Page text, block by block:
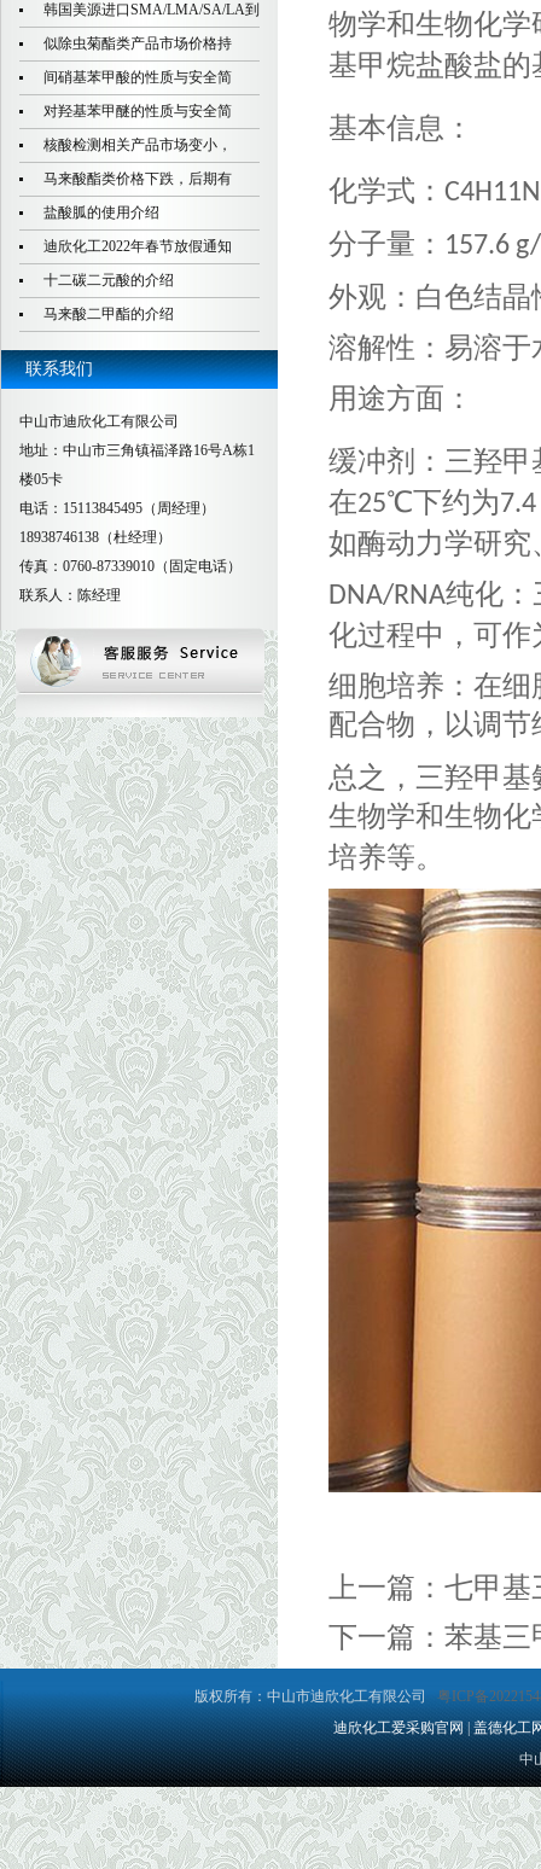
韩国美源进口SMA/LMA/SA/LA到
似除虫菊酯类产品市场价格持
间硝基苯甲酸的性质与安全简
对羟基苯甲醚的性质与安全简
核酸检测相关产品市场变小，
马来酸酯类价格下跌，后期有
盐酸胍的使用介绍
迪欣化工2022年春节放假通知
十二碳二元酸的介绍
马来酸二甲酯的介绍
联系我们
中山市迪欣化工有限公司
地址：中山市三角镇福泽路16号A栋1
楼05卡
电话：15113845495（周经理）
18938746138（杜经理）
传真：0760-87339010（固定电话）
联系人：陈经理
物学和生物化
基甲烷盐酸盐
基本信息：
化学式：
分子量： 157.6
外观：白色结晶
溶解性：易溶
用途方面：
缓冲剂：三羟
在25℃下约为7.4
如酶动力学研
DNA/RNA纯化：
化过程中，可
细胞培养：在
配合物，以调
总之，三羟甲
生物学和生物
培养等。
上一篇： 七甲基
下一篇： 苯基三
版权所有：中山市迪欣化工有限公司 粤ICP备
迪欣化工爱采购官网
盖德化工
中